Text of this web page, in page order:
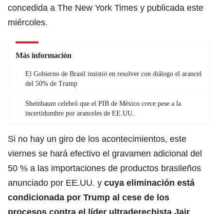
concedida a The New York Times y publicada este
miércoles.
Más información
El Gobierno de Brasil insistió en resolver con diálogo el arancel
del 50% de Trump
Sheinbaum celebró que el PIB de México crece pese a la
incertidumbre por aranceles de EE.UU.
Si no hay un giro de los acontecimientos, este
viernes se hará efectivo el gravamen adicional del
50 % a las importaciones de productos brasileños
anunciado por EE.UU. y cuya eliminación está
condicionada por Trump al cese de los
procesos contra el líder ultraderechista Jair